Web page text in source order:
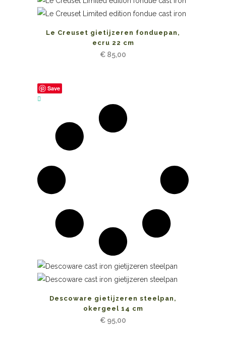
Le Creuset gietijzeren fonduepan,
ecru 22 cm
€ 85,00
Save
Descoware gietijzeren steelpan,
okergeel 14 cm
€ 95,00